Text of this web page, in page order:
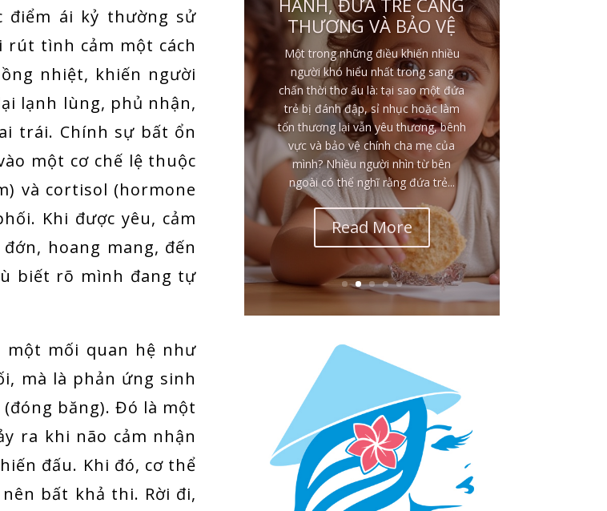
điểm ái kỷ thường sử
tình cảm một cách
nhiệt, khiến người
lạnh lùng, phủ nhận,
trái. Chính sự bất ổn
một cơ chế lệ thuộc
và cortisol (hormone
Khi được yêu, cảm
hoang mang, đến
biết rõ mình đang tự
một mối quan hệ như
mà là phản ứng sinh
băng). Đó là một
ra khi não cảm nhận
đấu. Khi đó, cơ thể
bất khả thi. Rời đi,
NHỮNG ĐỨA TRẺ BỊ
BẠO HÀNH ĐE DỌA
TÍNH MẠNG
Không phải mọi đứa trẻ lớn lên
trong bạo lực đều mang vết thương
giống nhau. Với những đứa trẻ liên
tục bị đánh đập, đe dọa, chứng kiến
bạo lực nghiêm trọng hoặc sống
trong nỗi sợ rằng mình có thể bị bỏ
rơi, bị giết hay không thể sống sót,
hệ thần kinh của các em...
Read More